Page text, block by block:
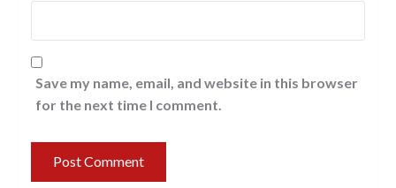
Save my name, email, and website in this browser
for the next time I comment.